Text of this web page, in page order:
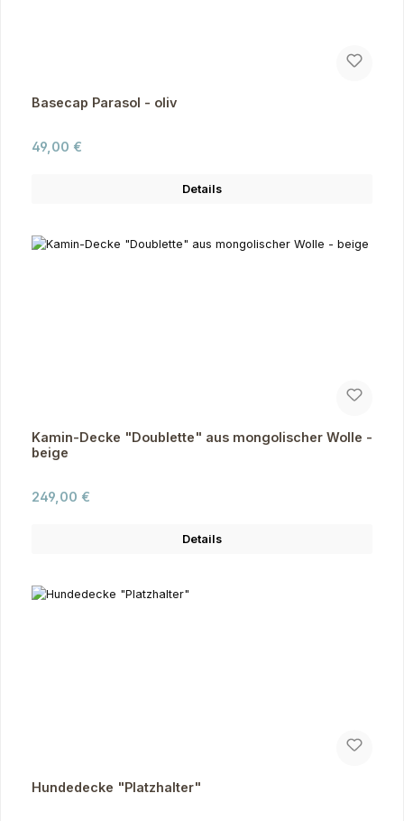
Basecap Parasol - oliv
Regulärer Preis:
49,00 €
Details
Kamin-Decke "Doublette" aus mongolischer Wolle -
beige
Regulärer Preis:
249,00 €
Details
Hundedecke "Platzhalter"